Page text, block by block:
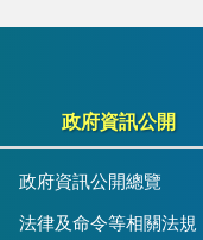
政府資訊公開
政府資訊公開總覽
法律及命令等相關法規